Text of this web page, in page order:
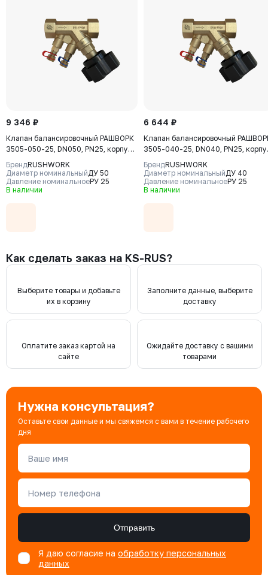
9 346 ₽
Клапан балансировочный РАШВОРК
3505-050-25, DN050, PN25, корпус -
CW617N, клапан - CW617N,
уплотнение - PTFE, ВР/ВР, BSPP
БрендRUSHWORK
Диаметр номинальныйДУ 50
Давление номинальноеРУ 25
В наличии
6 644 ₽
Клапан балансировочный
3505-040-25, DN040, PN25,
- CW617N, клапан - CW617N,
уплотнение - PTFE, ВР/ВР, BSPP
БрендRUSHWORK
Диаметр номинальныйДУ 40
Давление номинальноеРУ 25
В наличии
Как сделать заказ на KS-RUS?
Выберите товары и добавьте
их в корзину
Заполните данные, выберите
доставку
Оплатите заказ картой на
сайте
Ожидайте доставку с вашими
товарами
Нужна консультация?
Оставьте свои данные и мы свяжемся с вами в течение рабочего
дня
Ваше имя
Номер телефона
Отправить
Я даю согласие на обработку персональных
данных